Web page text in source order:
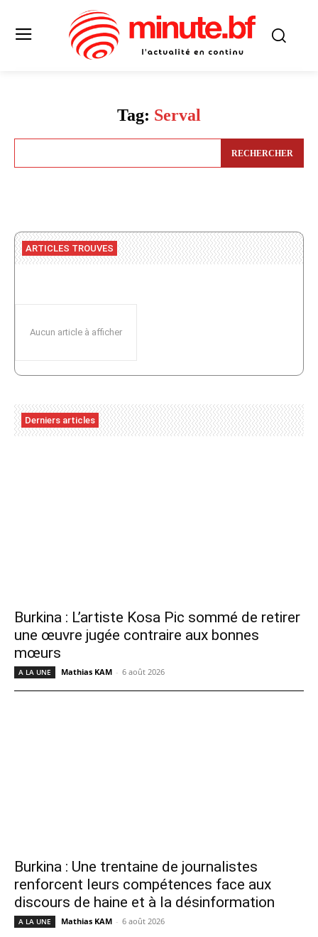
Tag: Serval
RECHERCHER
ARTICLES TROUVES
Aucun article à afficher
Derniers articles
Burkina : L’artiste Kosa Pic sommé de retirer
une œuvre jugée contraire aux bonnes
mœurs
A LA UNE Mathias KAM - 6 août 2026
Burkina : Une trentaine de journalistes
renforcent leurs compétences face aux
discours de haine et à la désinformation
A LA UNE Mathias KAM - 6 août 2026